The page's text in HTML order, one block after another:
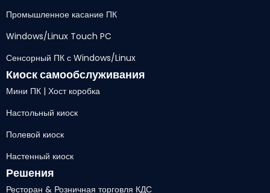
Промышленное касание ПК
Windows/Linux Touch PC
Сенсорный ПК с Windows/Linux
Киоск самообслуживания
Мини ПК | Хост коробка
Настольный киоск
Полевой киоск
Настенный киоск
Решения
Ресторан & Розничная торговля КДС